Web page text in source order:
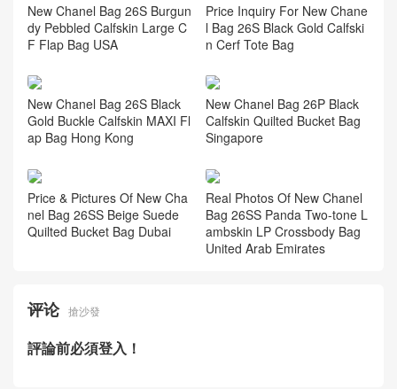
New Chanel Bag 26S Burgun
dy Pebbled Calfskin Large C
F Flap Bag USA
Price Inquiry For New Chane
l Bag 26S Black Gold Calfski
n Cerf Tote Bag
New Chanel Bag 26S Black
Gold Buckle Calfskin MAXI Fl
ap Bag Hong Kong
New Chanel Bag 26P Black
Calfskin Quilted Bucket Bag
Singapore
Price & Pictures Of New Cha
nel Bag 26SS Beige Suede
Quilted Bucket Bag Dubai
Real Photos Of New Chanel
Bag 26SS Panda Two-tone L
ambskin LP Crossbody Bag
United Arab Emirates
评论 搶沙發
評論前必須登入！